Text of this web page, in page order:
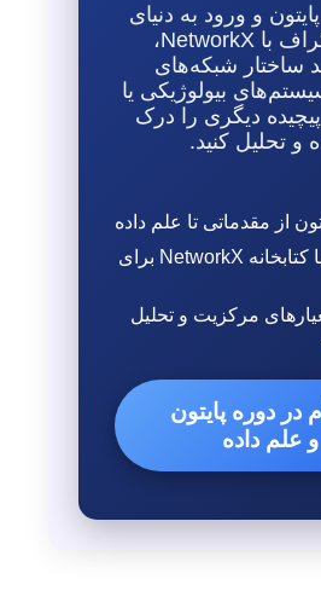
و ورود به دنیای
تحلیل گراف با NetworkX،
ساختار شبکه‌های
بیولوژیکی یا
دیگری را درک
و تحلیل کنید.
از مقدماتی تا علم داده
✅ کار عملی با کتابخانه NetworkX برای
مرکزیت و تحلیل
در دوره پایتون
و علم داده